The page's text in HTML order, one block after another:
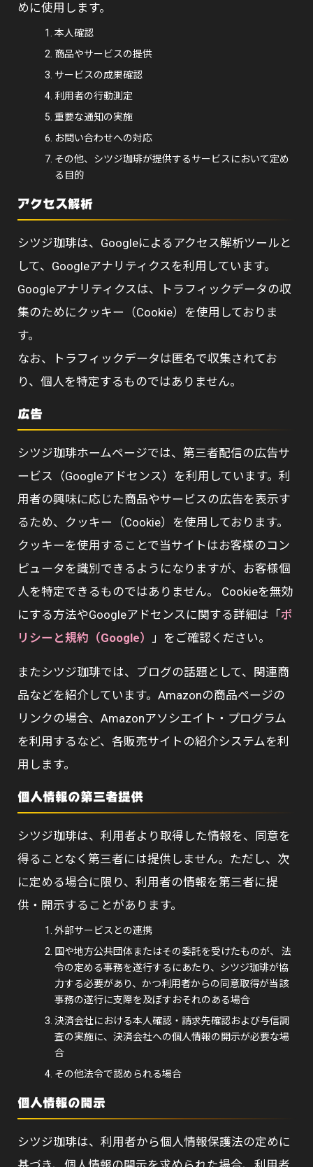
めに使用します。
本人確認
商品やサービスの提供
サービスの成果確認
利用者の行動測定
重要な通知の実施
お問い合わせへの対応
その他、シツジ珈琲が提供するサービスにおいて定め
る目的
アクセス解析
シツジ珈琲は、Googleによるアクセス解析ツールと
して、Googleアナリティクスを利用しています。
Googleアナリティクスは、トラフィックデータの収
集のためにクッキー（Cookie）を使用しておりま
す。
なお、トラフィックデータは匿名で収集されてお
り、個人を特定するものではありません。
広告
シツジ珈琲ホームページでは、第三者配信の広告サ
ービス（Googleアドセンス）を利用しています。利
用者の興味に応じた商品やサービスの広告を表示す
るため、クッキー（Cookie）を使用しております。
クッキーを使用することで当サイトはお客様のコン
ピュータを識別できるようになりますが、お客様個
人を特定できるものではありません。 Cookieを無効
にする方法やGoogleアドセンスに関する詳細は「 ポ
リシーと規約（Google） 」をご確認ください。
またシツジ珈琲では、ブログの話題として、関連商
品などを紹介しています。Amazonの商品ページの
リンクの場合、Amazonアソシエイト・プログラム
を利用するなど、各販売サイトの紹介システムを利
用します。
個人情報の第三者提供
シツジ珈琲は、利用者より取得した情報を、同意を
得ることなく第三者には提供しません。ただし、次
に定める場合に限り、利用者の情報を第三者に提
供・開示することがあります。
外部サービスとの連携
国や地方公共団体またはその委託を受けたものが、 法
令の定める事務を遂行するにあたり、シツジ珈琲が協
力する必要があり、かつ利用者からの同意取得が当該
事務の遂行に支障を及ぼすおそれのある場合
決済会社における本人確認・請求先確認および与信調
査の実施に、決済会社への個人情報の開示が必要な場
合
その他法令で認められる場合
個人情報の開示
シツジ珈琲は、利用者から個人情報保護法の定めに